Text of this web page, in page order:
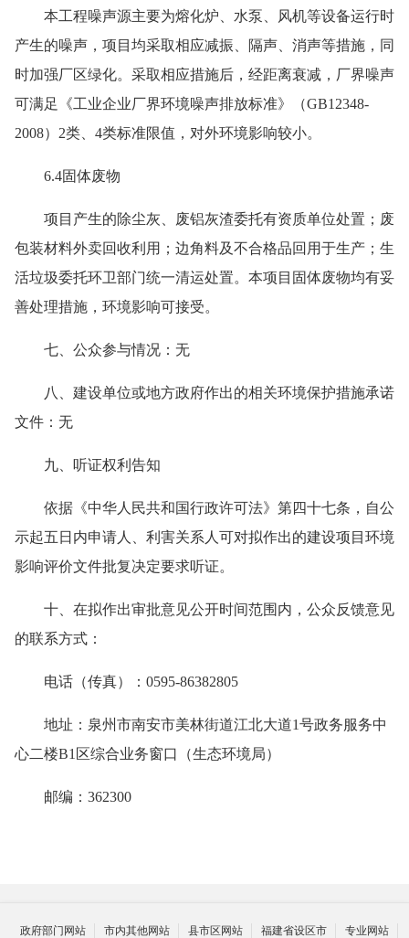
本工程噪声源主要为熔化炉、水泵、风机等设备运行时
产生的噪声，项目均采取相应减振、隔声、消声等措施，同
时加强厂区绿化。采取相应措施后，经距离衰减，厂界噪声
可满足《工业企业厂界环境噪声排放标准》（GB12348-
2008）2类、4类标准限值，对外环境影响较小。
6.4固体废物
项目产生的除尘灰、废铝灰渣委托有资质单位处置；废
包装材料外卖回收利用；边角料及不合格品回用于生产；生
活垃圾委托环卫部门统一清运处置。本项目固体废物均有妥
善处理措施，环境影响可接受。
七、公众参与情况：无
八、建设单位或地方政府作出的相关环境保护措施承诺
文件：无
九、听证权利告知
依据《中华人民共和国行政许可法》第四十七条，自公
示起五日内申请人、利害关系人可对拟作出的建设项目环境
影响评价文件批复决定要求听证。
十、在拟作出审批意见公开时间范围内，公众反馈意见
的联系方式：
电话（传真）： 0595-86382805
地址： 泉州市南安市美林街道江北大道1号政务服务中
心二楼B1区综合业务窗口（生态环境局）
邮编： 362300
政府部门网站 市内其他网站 县市区网站 福建省设区市 专业网站